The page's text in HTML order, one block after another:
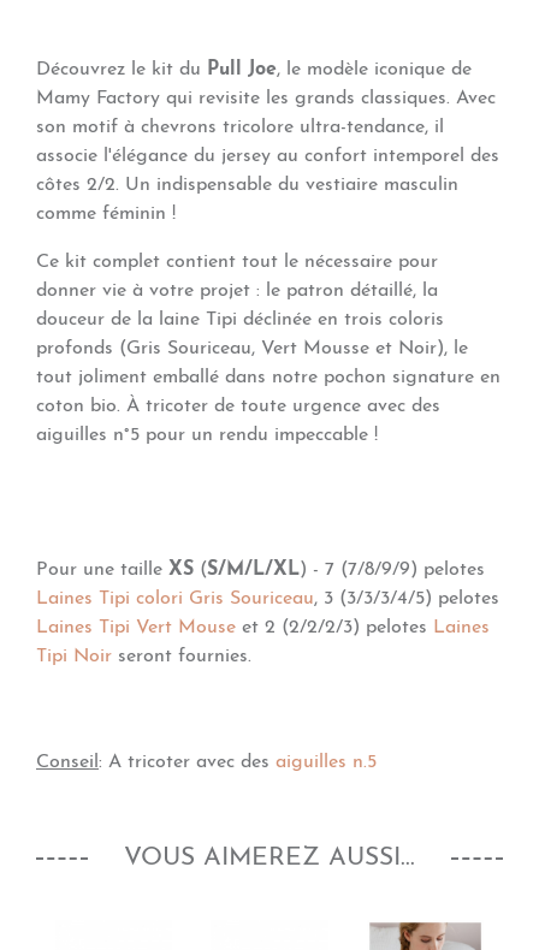
Découvrez le kit du Pull Joe, le modèle iconique de
Mamy Factory qui revisite les grands classiques. Avec
son motif à chevrons tricolore ultra-tendance, il
associe l'élégance du jersey au confort intemporel des
côtes 2/2. Un indispensable du vestiaire masculin
comme féminin !
Ce kit complet contient tout le nécessaire pour
donner vie à votre projet : le patron détaillé, la
douceur de la laine Tipi déclinée en trois coloris
profonds (Gris Souriceau, Vert Mousse et Noir), le
tout joliment emballé dans notre pochon signature en
coton bio. À tricoter de toute urgence avec des
aiguilles n°5 pour un rendu impeccable !
Pour une taille XS (S/M/L/XL) - 7 (7/8/9/9) pelotes
Laines Tipi colori Gris Souriceau, 3 (3/3/3/4/5) pelotes
Laines Tipi Vert Mouse et 2 (2/2/2/3) pelotes Laines
Tipi Noir seront fournies.
Conseil: A tricoter avec des aiguilles n.5
VOUS AIMEREZ AUSSI...